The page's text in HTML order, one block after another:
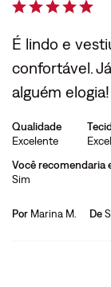
É lindo e
confortável.
alguém elogia!
Qualidade
Excelente
Você recomendaria
Sim
Por Marina M. De